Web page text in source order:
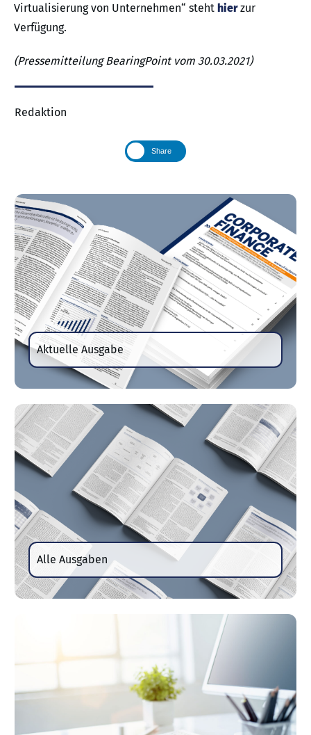
Virtualisierung von Unternehmen“ steht hierzur
Verfügung.
(Pressemitteilung BearingPoint vom 30.03.2021)
Redaktion
Share
Aktuelle Ausgabe
Alle Ausgaben